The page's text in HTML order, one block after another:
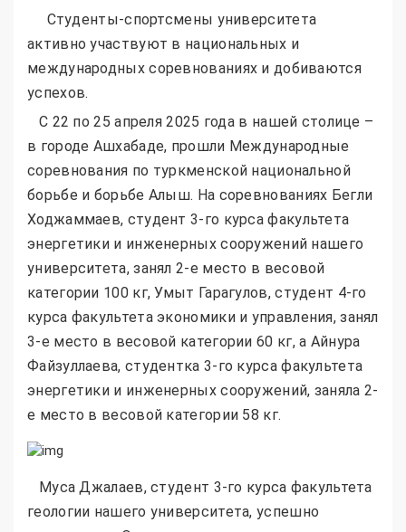
Студенты-спортсмены университета
активно участвуют в национальных и
международных соревнованиях и добиваются
успехов.
С 22 по 25 апреля 2025 года в нашей столице –
в городе Ашхабаде, прошли Международные
соревнования по туркменской национальной
борьбе и борьбе Алыш. На соревнованиях Бегли
Ходжаммаев, студент 3-го курса факультета
энергетики и инженерных сооружений нашего
университета, занял 2-е место в весовой
категории 100 кг, Умыт Гарагулов, студент 4-го
курса факультета экономики и управления, занял
3-е место в весовой категории 60 кг, а Айнура
Файзуллаева, студентка 3-го курса факультета
энергетики и инженерных сооружений, заняла 2-
е место в весовой категории 58 кг.
Муса Джалаев, студент 3-го курса факультета
геологии нашего университета, успешно